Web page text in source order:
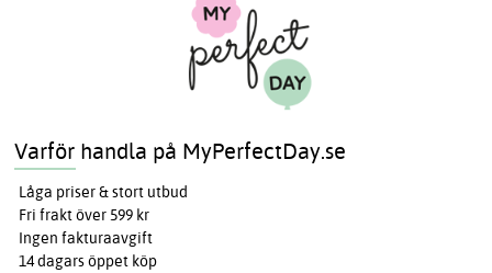
Varför handla på MyPerfectDay.se
Låga priser & stort utbud
Fri frakt över 599 kr
Ingen fakturaavgift
14 dagars öppet köp